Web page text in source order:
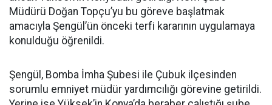
Müdürü Doğan Topçu’yu bu göreve başlatmak
amacıyla Şengül’ün önceki terfi kararının uygulamaya
konulduğu öğrenildi.
Şengül, Bomba İmha Şubesi ile Çubuk ilçesinden
sorumlu emniyet müdür yardımcılığı görevine getirildi.